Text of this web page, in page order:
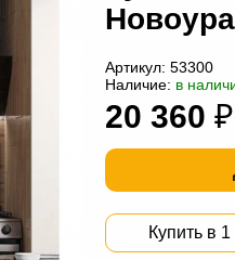
Артикул: 53300
Наличие: в
20 360 ₽
Купить в 1